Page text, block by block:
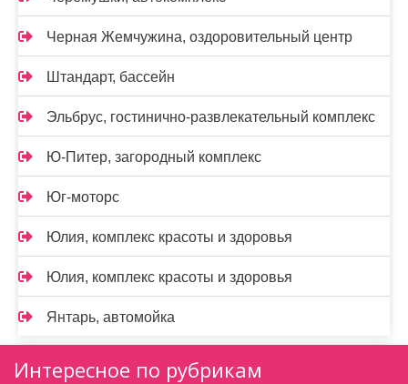
Черная Жемчужина, оздоровительный центр
Штандарт, бассейн
Эльбрус, гостинично-развлекательный комплекс
Ю-Питер, загородный комплекс
Юг-моторс
Юлия, комплекс красоты и здоровья
Юлия, комплекс красоты и здоровья
Янтарь, автомойка
Интересное по рубрикам